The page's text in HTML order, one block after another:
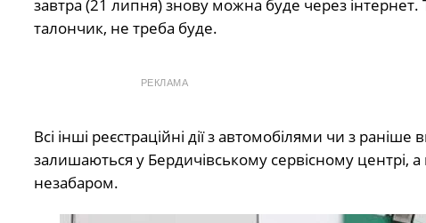
завтра (21 липня) знову можна буде через
талончик, не треба буде.
РЕКЛАМА
Всі інші реєстраційні дії з автомобілями чи з
залишаються у Бердичівському сервісному
незабаром.